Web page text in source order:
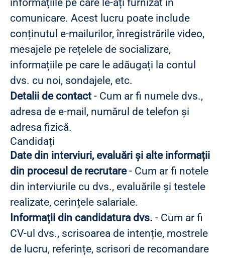
informațiile pe care le-ați furnizat în
comunicare. Acest lucru poate include
conținutul e-mailurilor, înregistrările video,
mesajele pe rețelele de socializare,
informațiile pe care le adăugați la contul
dvs. cu noi, sondajele, etc.
Detalii de contact - Cum ar fi numele dvs.,
adresa de e-mail, numărul de telefon și
adresa fizică.
Candidați
Date din interviuri, evaluări și alte informații
din procesul de recrutare- Cum ar fi notele
din interviurile cu dvs., evaluările și testele
realizate, cerințele salariale.
Informații din candidatura dvs. - Cum ar fi
CV-ul dvs., scrisoarea de intenție, mostrele
de lucru, referințe, scrisori de recomandare